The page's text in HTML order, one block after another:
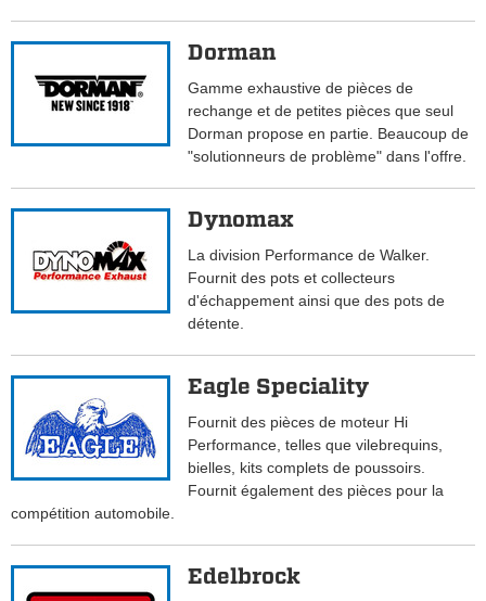
Dorman
Gamme exhaustive de pièces de
rechange et de petites pièces que seul
Dorman propose en partie. Beaucoup de
"solutionneurs de problème" dans l'offre.
Dynomax
La division Performance de Walker.
Fournit des pots et collecteurs
d'échappement ainsi que des pots de
détente.
Eagle Speciality
Fournit des pièces de moteur Hi
Performance, telles que vilebrequins,
bielles, kits complets de poussoirs.
Fournit également des pièces pour la
compétition automobile.
Edelbrock